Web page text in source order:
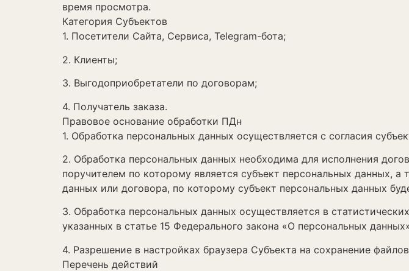
время просмотра.
Категория Субъектов
1. Посетители Сайта, Сервиса, Telegram-бота;
2. Клиенты;
3. Выгодоприобретатели по договорам;
4. Получатель заказа.
Правовое основание обработки ПДн
1. Обработка персональных данных осуществляется с согласия
2. Обработка персональных данных необходима для исполнения
поручителем по которому является субъект персональных данных,
данных или договора, по которому субъект персональных данных
3. Обработка персональных данных осуществляется в
указанных в статье 15 Федерального закона «О персональных
4. Разрешение в настройках браузера Субъекта на сохранение
Перечень действий